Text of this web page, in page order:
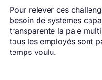
Pour relever ces
besoin de systèmes
transparente la paie
tous les employés sont
temps voulu.